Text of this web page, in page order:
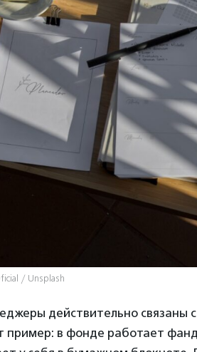
/ Unsplash
действительно связаны
пример: в фонде работает